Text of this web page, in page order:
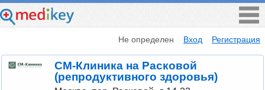
Не определен Вход Регистрация
СМ-Клиника на Расковой
(репродуктивного здоровья)